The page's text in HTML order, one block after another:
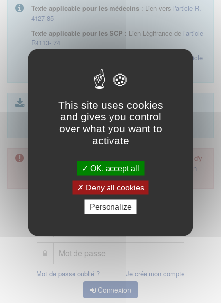
This site uses cookies
and gives you control
over what you want to
activate
OK, accept all
Deny all cookies
Personalize
Texte applicable pour les médecins : Lien vers l'article R.
4127-85
Texte applicable pour les SCP : Lien Légifrance de l’article
R4113- 74
l’article
CTS - formulaire article R4113-23 SEL.docx| 23 Ko
CTS - formulaire article R4113-74 SCP.docx | 23 Ko
formulaire de déclaration article 85| 26 Ko
L'accès à cette démarche ne vous est pas autorisé. Afin d'y
avoir accès, vous devez vous connecter
vous créer un
Mot de passe oublié ? Je crée mon compte
Connexion